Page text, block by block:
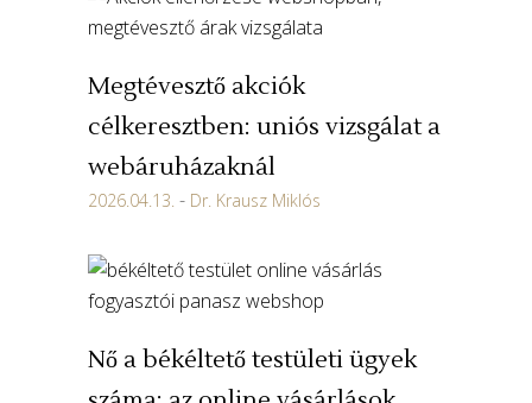
Megtévesztő akciók
célkeresztben: uniós vizsgálat a
webáruházaknál
2026.04.13. Dr. Krausz Miklós
Nő a békéltető testületi ügyek